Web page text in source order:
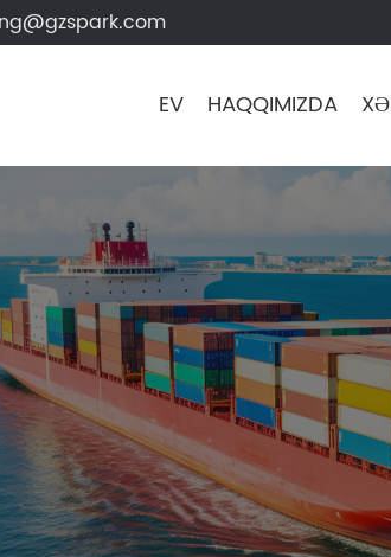
EV HAQQIMIZDA